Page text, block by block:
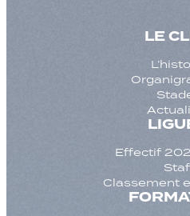
LE
Effectif
Classement